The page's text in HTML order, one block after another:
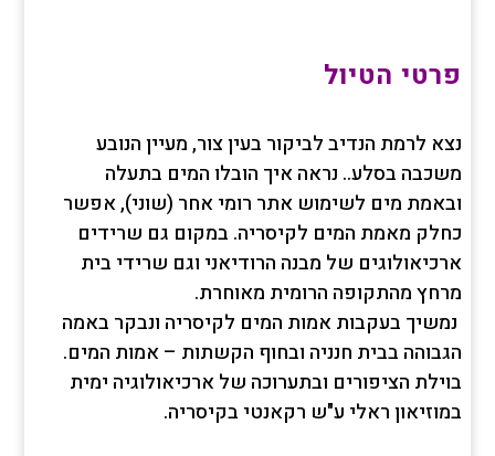
פרטי הטיול
נצא לרמת הנדיב לביקור בעין צור, מעיין הנובע
משכבה בסלע.. נראה איך הובלו המים בתעלה
ובאמת מים לשימוש אתר רומי אחר (שוני), אפשר
כחלק מאמת המים לקיסריה. במקום גם שרידים
ארכיאולוגים של מבנה הרודיאני וגם שרידי בית
מרחץ מהתקופה הרומית מאוחרת.
נמשיך בעקבות אמות המים לקיסריה ונבקר באמה
הגבוהה בבית חנניה ובחוף הקשתות – אמות המים.
בוילת הציפורים ובתערוכה של ארכיאולוגיה ימית
במוזיאון ראלי ע"ש רקאנטי בקיסריה.